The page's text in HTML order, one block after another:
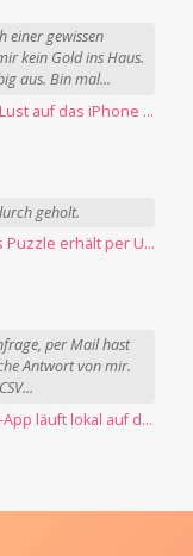
einer gewissen
kein Gold ins Haus.
aus. Bin mal...
→ Das Galaxy Z Fold8 macht Lust auf das iPhone Ultra
geholt.
→ OddOne: Minimalistisches Puzzle erhält per Update 150 neue Level
per Mail hast
Antwort von mir.
→ Ratschn: Sprache-zu-Text-App läuft lokal auf dem Mac